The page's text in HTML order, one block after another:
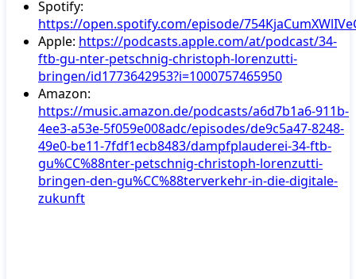
Spotify:
https://open.spotify.com/episode/
Apple: https://podcasts.apple.com/at/podcast/34-
ftb-gu-nter-petschnig-christoph-lorenzutti-
bringen/id1773642953?i=1000757465950
Amazon:
https://music.amazon.de/podcasts/a6d7b1a6-911b-
4ee3-a53e-5f059e008adc/episodes/de9c5a47-8248-
49e0-be11-7fdf1ecb8483/dampfplauderei-34-ftb-
gu%CC%88nter-petschnig-christoph-lorenzutti-
bringen-den-gu%CC%88terverkehr-in-die-digitale-
zukunft